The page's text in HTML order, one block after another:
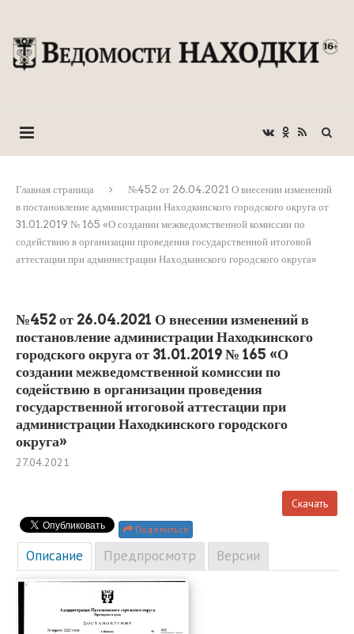
Главная страница
№452 от 26.04.2021 О внесении изменений
в постановление администрации Находкинского городского округа от
31.01.2019 № 165 «О создании межведомственной комиссии по
содействию в организации проведения государственной итоговой
аттестации при администрации Находкинского городского округа»
№452 от 26.04.2021 О внесении изменений в
постановление администрации Находкинского
городского округа от 31.01.2019 № 165 «О
создании межведомственной комиссии по
содействию в организации проведения
государственной итоговой аттестации при
администрации Находкинского городского
округа»
27.04.2021
Скачать
Поделиться
Описание Предпросмотр Версии